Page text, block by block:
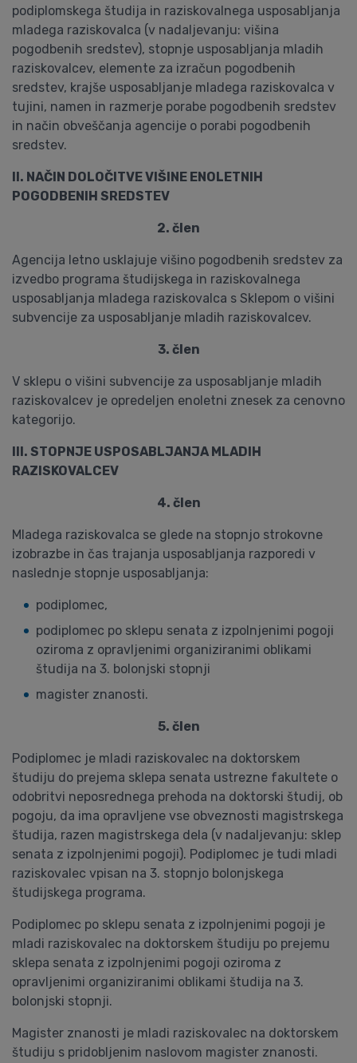
podiplomskega študija in raziskovalnega usposabljanja
mladega raziskovalca (v nadaljevanju: višina
pogodbenih sredstev), stopnje usposabljanja mladih
raziskovalcev, elemente za izračun pogodbenih
sredstev, krajše usposabljanje mladega raziskovalca v
tujini, namen in razmerje porabe pogodbenih sredstev
in način obveščanja agencije o porabi pogodbenih
sredstev.
II. NAČIN DOLOČITVE VIŠINE ENOLETNIH
POGODBENIH SREDSTEV
2. člen
Agencija letno usklajuje višino pogodbenih sredstev za
izvedbo programa študijskega in raziskovalnega
usposabljanja mladega raziskovalca s Sklepom o višini
subvencije za usposabljanje mladih raziskovalcev.
3. člen
V sklepu o višini subvencije za usposabljanje mladih
raziskovalcev je opredeljen enoletni znesek za cenovno
kategorijo.
III. STOPNJE USPOSABLJANJA MLADIH
RAZISKOVALCEV
4. člen
Mladega raziskovalca se glede na stopnjo strokovne
izobrazbe in čas trajanja usposabljanja razporedi v
naslednje stopnje usposabljanja:
podiplomec,
podiplomec po sklepu senata z izpolnjenimi pogoji
oziroma z opravljenimi organiziranimi oblikami
študija na 3. bolonjski stopnji
magister znanosti.
5. člen
Podiplomec je mladi raziskovalec na doktorskem
študiju do prejema sklepa senata ustrezne fakultete o
odobritvi neposrednega prehoda na doktorski študij, ob
pogoju, da ima opravljene vse obveznosti magistrskega
študija, razen magistrskega dela (v nadaljevanju: sklep
senata z izpolnjenimi pogoji). Podiplomec je tudi mladi
raziskovalec vpisan na 3. stopnjo bolonjskega
študijskega programa.
Podiplomec po sklepu senata z izpolnjenimi pogoji je
mladi raziskovalec na doktorskem študiju po prejemu
sklepa senata z izpolnjenimi pogoji oziroma z
opravljenimi organiziranimi oblikami študija na 3.
bolonjski stopnji.
Magister znanosti je mladi raziskovalec na doktorskem
študiju s pridobljenim naslovom magister znanosti.